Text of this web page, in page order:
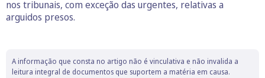
nos tribunais, com exceção das urgentes, relativas a
arguidos presos.
A informação que consta no artigo não é vinculativa e não invalida a
leitura integral de documentos que suportem a matéria em causa.